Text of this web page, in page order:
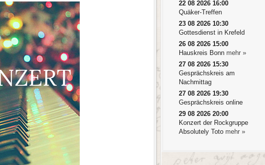
22 08 2026 16:00
Quäker-Treffen
23 08 2026 10:30
Gottesdienst in Krefeld
26 08 2026 15:00
Hauskreis Bonn mehr »
27 08 2026 15:30
Gesprächskreis am
Nachmittag
27 08 2026 19:30
Gesprächskreis online
29 08 2026 20:00
Konzert der Rockgruppe
Absolutely Toto mehr »